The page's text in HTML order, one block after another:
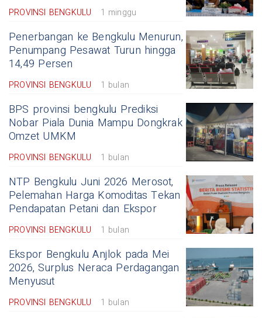
PROVINSI BENGKULU 1 minggu
Penerbangan ke Bengkulu Menurun,
Penumpang Pesawat Turun hingga
14,49 Persen
PROVINSI BENGKULU 1 bulan
BPS provinsi bengkulu Prediksi
Nobar Piala Dunia Mampu Dongkrak
Omzet UMKM
PROVINSI BENGKULU 1 bulan
NTP Bengkulu Juni 2026 Merosot,
Pelemahan Harga Komoditas Tekan
Pendapatan Petani dan Ekspor
PROVINSI BENGKULU 1 bulan
Ekspor Bengkulu Anjlok pada Mei
2026, Surplus Neraca Perdagangan
Menyusut
PROVINSI BENGKULU 1 bulan